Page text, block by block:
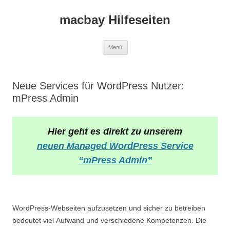
macbay Hilfeseiten
Menü
Neue Services für WordPress Nutzer:
mPress Admin
Hier geht es direkt zu unserem
neuen Managed WordPress Service
“mPress Admin”
WordPress-Webseiten aufzusetzen und sicher zu betreiben
bedeutet viel Aufwand und verschiedene Kompetenzen. Die